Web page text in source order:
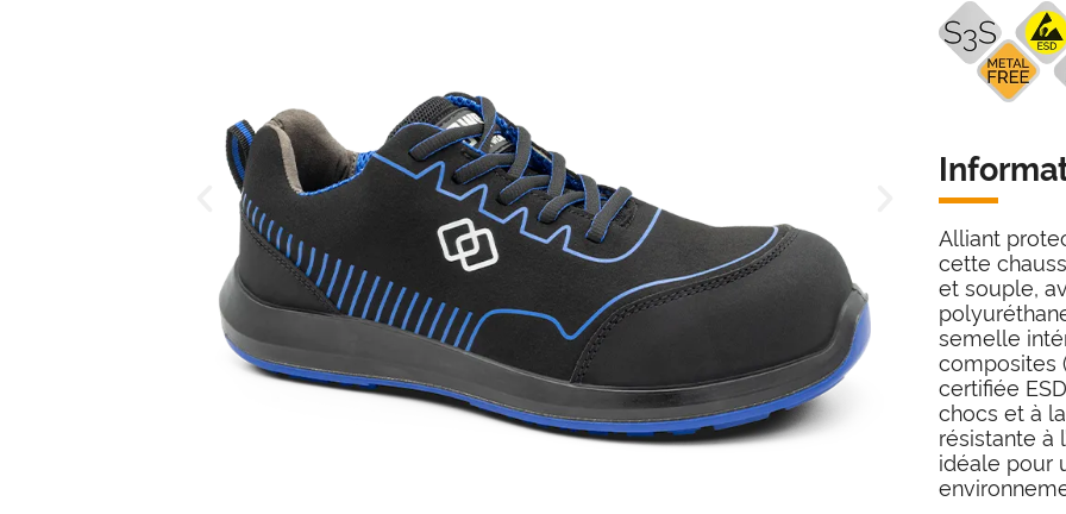
Alliant
cette
et souple,
semelle
composites
certifiée
chocs et à
résistante à
idéale pour